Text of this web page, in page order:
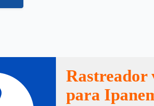
Rastreador
para